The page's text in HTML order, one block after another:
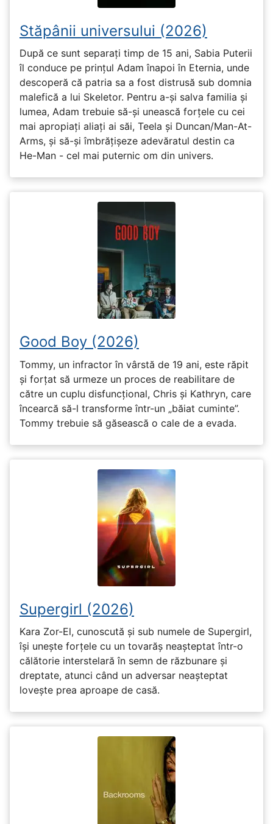
Stăpânii universului (2026)
După ce sunt separați timp de 15 ani, Sabia Puterii
îl conduce pe prințul Adam înapoi în Eternia, unde
descoperă că patria sa a fost distrusă sub domnia
malefică a lui Skeletor. Pentru a-și salva familia și
lumea, Adam trebuie să-și unească forțele cu cei
mai apropiați aliați ai săi, Teela și Duncan/Man-At-
Arms, și să-și îmbrățișeze adevăratul destin ca
He-Man - cel mai puternic om din univers.
Good Boy (2026)
Tommy, un infractor în vârstă de 19 ani, este răpit
și forțat să urmeze un proces de reabilitare de
către un cuplu disfuncțional, Chris și Kathryn, care
încearcă să-l transforme într-un „băiat cuminte”.
Tommy trebuie să găsească o cale de a evada.
Supergirl (2026)
Kara Zor-El, cunoscută și sub numele de Supergirl,
își unește forțele cu un tovarăș neașteptat într-o
călătorie interstelară în semn de răzbunare și
dreptate, atunci când un adversar neașteptat
lovește prea aproape de casă.